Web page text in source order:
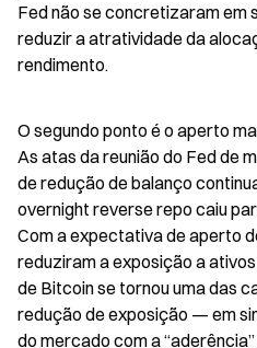
Fed não se concretizaram em
reduzir a atratividade da
rendimento.
O segundo ponto é o aperto
As atas da reunião do Fed de
de redução de balanço
overnight reverse repo caiu
Com a expectativa de aperto
reduziram a exposição a
de Bitcoin se tornou uma das
redução de exposição — em
do mercado com a